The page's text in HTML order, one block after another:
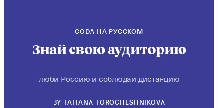
CODA НА РУССКОМ
Знай свою аудиторию
люби Россию и соблюдай дистанцию
BY
TATIANA TOROCHESHNIKOVA